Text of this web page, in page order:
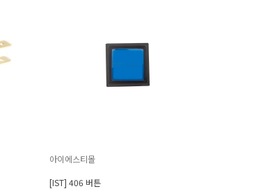
아이에스티몰
[IST] 406 버튼